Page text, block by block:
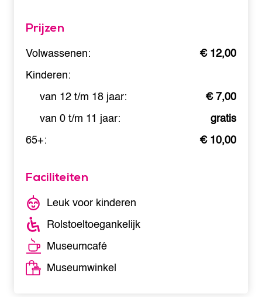
Prijzen
Volwassenen:
€ 12,00
Kinderen:
van 12 t/m 18 jaar:
€ 7,00
van 0 t/m 11 jaar:
gratis
65+:
€ 10,00
Faciliteiten
Leuk voor kinderen
Rolstoeltoegankelijk
Museumcafé
Museumwinkel